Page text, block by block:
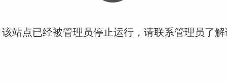
站点已经被管理员停止运行，请联系管理员了